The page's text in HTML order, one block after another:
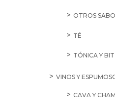
OTROS
TÉ
TÓNICA Y
VINOS Y
CAVA Y